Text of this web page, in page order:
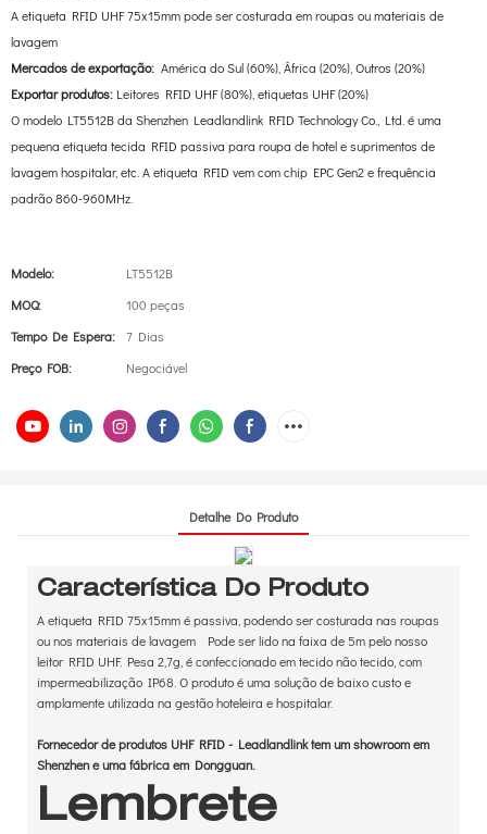
A etiqueta RFID UHF 75x15mm pode ser costurada em roupas ou materiais de
lavagem
Mercados de exportação: América do Sul (60%), África (20%), Outros (20%)
Exportar produtos: Leitores RFID UHF (80%), etiquetas UHF (20%)
O modelo LT5512B da Shenzhen Leadlandlink RFID Technology Co., Ltd. é uma
pequena etiqueta tecida RFID passiva para roupa de hotel e suprimentos de
lavagem hospitalar, etc. A etiqueta RFID vem com chip EPC Gen2 e frequência
padrão 860-960MHz.
Modelo:
LT5512B
MOQ:
100 peças
Tempo De Espera:
7 Dias
Preço FOB:
Negociável
Detalhe Do Produto
Característica Do Produto
A etiqueta RFID 75x15mm é passiva, podendo ser costurada nas roupas
ou nos materiais de lavagem Pode ser lido na faixa de 5m pelo nosso
leitor RFID UHF. Pesa 2,7g, é confeccionado em tecido não tecido, com
impermeabilização IP68. O produto é uma solução de baixo custo e
amplamente utilizada na gestão hoteleira e hospitalar.
Fornecedor de produtos UHF RFID - Leadlandlink tem um showroom em
Shenzhen e uma fábrica em Dongguan.
Lembrete